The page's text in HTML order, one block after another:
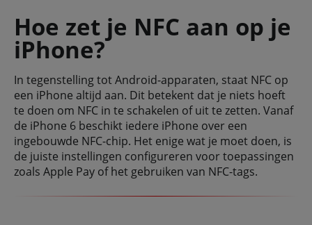
Hoe zet je NFC aan op je
iPhone?
In tegenstelling tot Android-apparaten, staat NFC op
een iPhone altijd aan. Dit betekent dat je niets hoeft
te doen om NFC in te schakelen of uit te zetten. Vanaf
de iPhone 6 beschikt iedere iPhone over een
ingebouwde NFC-chip. Het enige wat je moet doen, is
de juiste instellingen configureren voor toepassingen
zoals Apple Pay of het gebruiken van NFC-tags.